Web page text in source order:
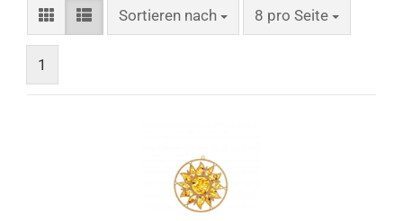
Sortieren nach
Sortieren nach 8 pro Seite
pro Seite
1